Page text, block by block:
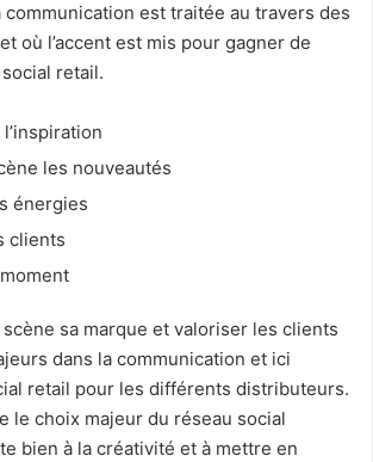
communication est traitée au travers des
où l’accent est mis pour gagner de
social retail.
les nouveautés
énergies
clients
sa marque et valoriser les clients
dans la communication et ici
retail pour les différents distributeurs.
le choix majeur du réseau social
bien à la créativité et à mettre en